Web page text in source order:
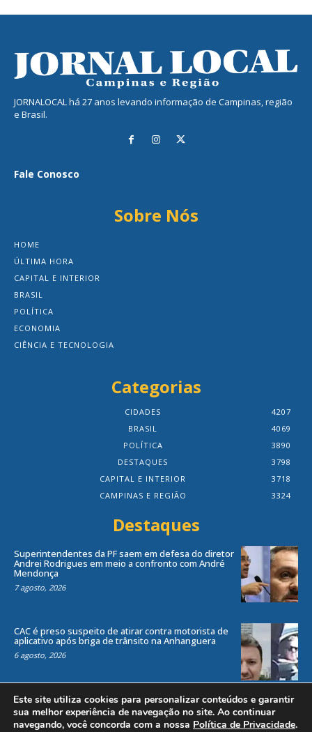
JORNALOCAL há 27 anos levando informação de Campinas, região
e Brasil.
Fale Conosco
Sobre Nós
HOME
ÚLTIMA HORA
CAPITAL E INTERIOR
BRASIL
POLÍTICA
ECONOMIA
CIÊNCIA E TECNOLOGIA
Categorias
CIDADES
4207
BRASIL
4069
POLÍTICA
3890
DESTAQUES
3798
CAPITAL E INTERIOR
3718
CAMPINAS E REGIÃO
3324
Destaques
Superintendentes da PF saem em defesa do diretor
Andrei Rodrigues em meio a confronto com André
Mendonça
7 agosto, 2026
CAC é preso suspeito de atirar contra motorista de
aplicativo após briga de trânsito na Anhanguera
6 agosto, 2026
Este site utiliza cookies para personalizar conteúdos e garantir
sua melhor experiência de navegação no site. Ao continuar
navegando, você concorda com a nossa Política de Privacidade.